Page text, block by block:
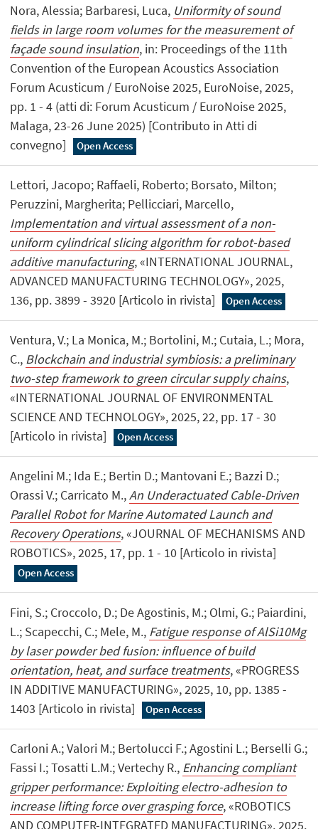
Nora, Alessia; Barbaresi, Luca, Uniformity of sound
fields in large room volumes for the measurement of
façade sound insulation, in: Proceedings of the 11th
Convention of the European Acoustics Association
Forum Acusticum / EuroNoise 2025, EuroNoise, 2025,
pp. 1 - 4 (atti di: Forum Acusticum / EuroNoise 2025,
Malaga, 23-26 June 2025) [Contributo in Atti di
convegno]
Open Access
Lettori, Jacopo; Raffaeli, Roberto; Borsato, Milton;
Peruzzini, Margherita; Pellicciari, Marcello,
Implementation and virtual assessment of a non-
uniform cylindrical slicing algorithm for robot-based
additive manufacturing, «INTERNATIONAL JOURNAL,
ADVANCED MANUFACTURING TECHNOLOGY», 2025,
136, pp. 3899 - 3920 [Articolo in rivista]
Open Access
Ventura, V.; La Monica, M.; Bortolini, M.; Cutaia, L.; Mora,
C., Blockchain and industrial symbiosis: a preliminary
two-step framework to green circular supply chains,
«INTERNATIONAL JOURNAL OF ENVIRONMENTAL
SCIENCE AND TECHNOLOGY», 2025, 22, pp. 17 - 30
[Articolo in rivista]
Open Access
Angelini M.; Ida E.; Bertin D.; Mantovani E.; Bazzi D.;
Orassi V.; Carricato M.,An Underactuated Cable-Driven
Parallel Robot for Marine Automated Launch and
Recovery Operations, «JOURNAL OF MECHANISMS AND
ROBOTICS», 2025, 17, pp. 1 - 10 [Articolo in rivista]
Open Access
Fini, S.; Croccolo, D.; De Agostinis, M.; Olmi, G.; Paiardini,
L.; Scapecchi, C.; Mele, M., Fatigue response of AlSi10Mg
by laser powder bed fusion: influence of build
orientation, heat, and surface treatments, «PROGRESS
IN ADDITIVE MANUFACTURING», 2025, 10, pp. 1385 -
1403 [Articolo in rivista]
Open Access
Carloni A.; Valori M.; Bertolucci F.; Agostini L.; Berselli G.;
Fassi I.; Tosatti L.M.; Vertechy R., Enhancing compliant
gripper performance: Exploiting electro-adhesion to
increase lifting force over grasping force, «ROBOTICS
AND COMPUTER-INTEGRATED MANUFACTURING», 2025,